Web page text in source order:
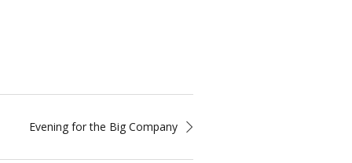
Evening for the Big Company